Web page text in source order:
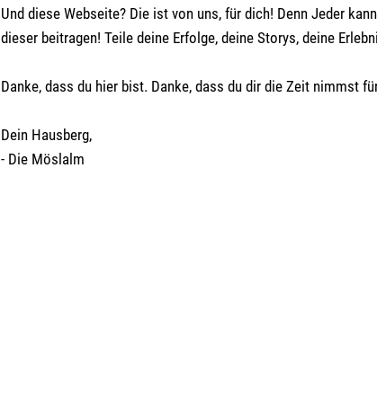
Und diese Webseite? Die ist von uns, für dich! Denn Jeder
dieser beitragen! Teile deine Erfolge, deine Storys, deine
Danke, dass du hier bist. Danke, dass du dir die Zeit nimmst
Dein Hausberg,
- Die Möslalm